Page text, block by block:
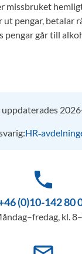
missbruket
ut pengar, betalar
pengar går till
uppdaterades
phone
(0)10-142 80
kl.